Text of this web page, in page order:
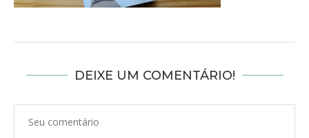
DEIXE UM COMENTÁRIO!